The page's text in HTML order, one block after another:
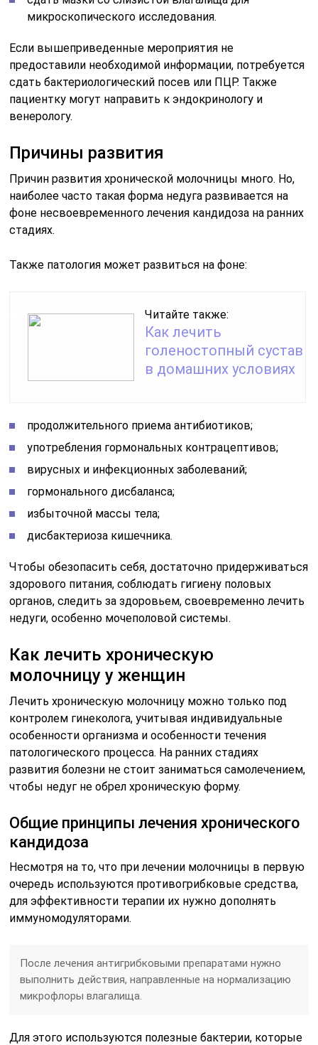
микроскопического исследования.
Если вышеприведенные мероприятия не
предоставили необходимой информации, потребуется
сдать бактериологический посев или ПЦР. Также
пациентку могут направить к эндокринологу и
венерологу.
Причины развития
Причин развития хронической молочницы много. Но,
наиболее часто такая форма недуга развивается на
фоне несвоевременного лечения кандидоза на ранних
стадиях.
Также патология может развиться на фоне:
Читайте также:
Как лечить
голеностопный сустав
в домашних условиях
продолжительного приема антибиотиков;
употребления гормональных контрацептивов;
вирусных и инфекционных заболеваний;
гормонального дисбаланса;
избыточной массы тела;
дисбактериоза кишечника.
Чтобы обезопасить себя, достаточно придерживаться
здорового питания, соблюдать гигиену половых
органов, следить за здоровьем, своевременно лечить
недуги, особенно мочеполовой системы.
Как лечить хроническую
молочницу у женщин
Лечить хроническую молочницу можно только под
контролем гинеколога, учитывая индивидуальные
особенности организма и особенности течения
патологического процесса. На ранних стадиях
развития болезни не стоит заниматься самолечением,
чтобы недуг не обрел хроническую форму.
Общие принципы лечения хронического
кандидоза
Несмотря на то, что при лечении молочницы в первую
очередь используются противогрибковые средства,
для эффективности терапии их нужно дополнять
иммуномодуляторами.
После лечения антигрибковыми препаратами нужно
выполнить действия, направленные на нормализацию
микрофлоры влагалища.
Для этого используются полезные бактерии, которые